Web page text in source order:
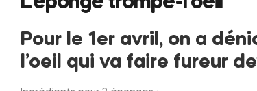
Pour le 1er avril, on a
l’oeil qui va faire fureur